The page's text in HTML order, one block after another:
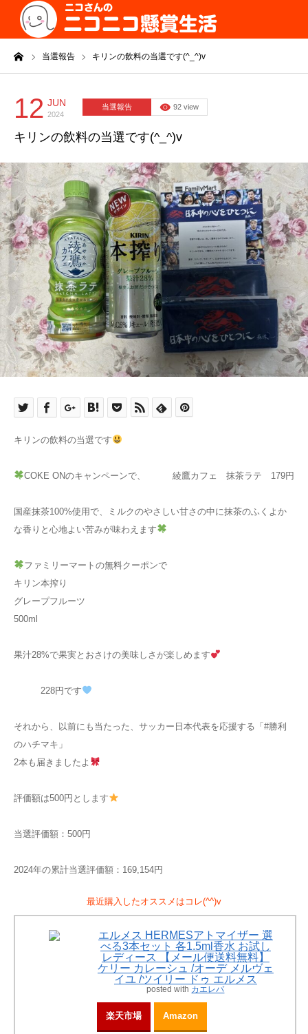
当選報告 キリンの飲料の当選です(^_^)v
12 JUN
2024
当選報告 92 view
キリンの飲料の当選です(^_^)v
キリンの飲料の当選です
COKE ONのキャンペーンで、 綾鷹カフェ 抹茶ラテ 179円
国産抹茶100%使用で、ミルクのやさしい甘さの中に抹茶のふくよか
な香りと心地よい苦みが味わえます
ファミリーマートの無料クーポンで
キリン本搾り
グレープフルーツ
500ml
果汁28%で果実とおさけの美味しさが楽しめます
228円です
それから、以前にも当たった、サッカー日本代表を応援する「#勝利
のハチマキ」
2本も届きましたよ
評価額は500円とします
当選評価額：500円
2024年の累計当選評価額：169,154円
最近購入したオススメはコレ(^^)v
エルメス HERMESアトマイザー 選
べる3本セット 各1.5ml香水 お試し
レディース 【メール便送料無料】
ケリー カレーシュ /オーデ メルヴェ
イユ /ツイリー ドゥ エルメス
posted with カエレバ
楽天市場 Amazon